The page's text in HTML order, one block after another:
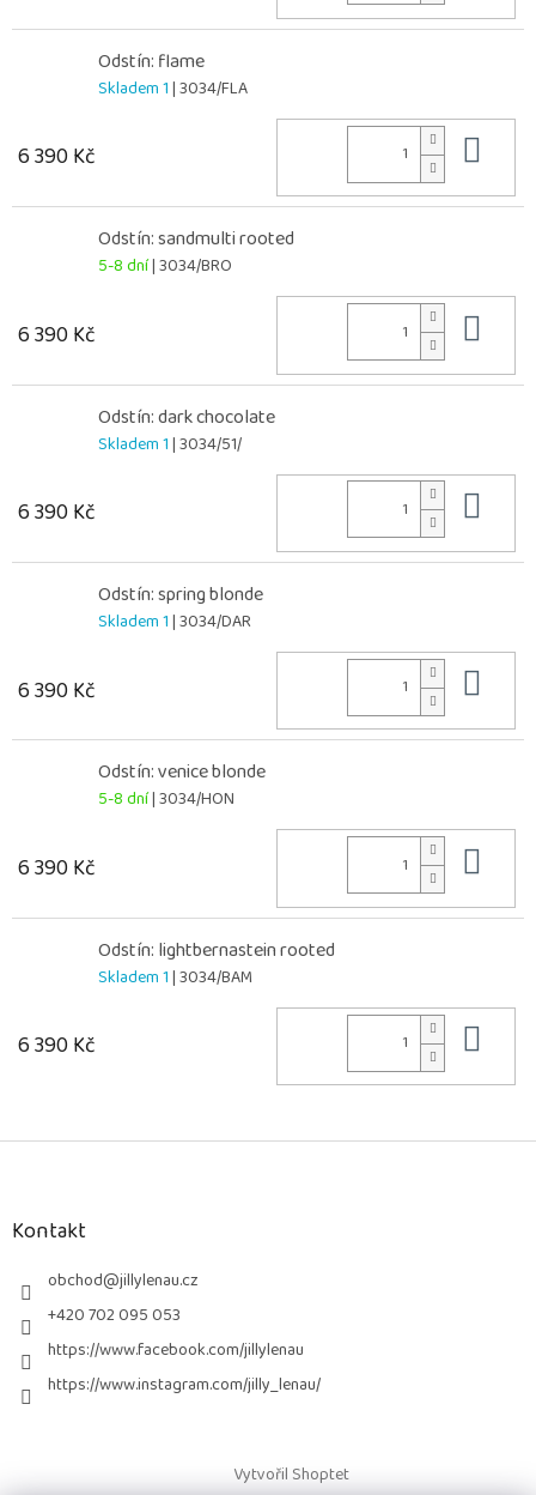
Odstín: flame
Skladem 1| 3034/FLA
6 390 Kč
Odstín: sandmulti rooted
5-8 dní| 3034/BRO
6 390 Kč
Odstín: dark chocolate
Skladem 1| 3034/51/
6 390 Kč
Odstín: spring blonde
Skladem 1| 3034/DAR
6 390 Kč
Odstín: venice blonde
5-8 dní| 3034/HON
6 390 Kč
Odstín: lightbernastein rooted
Skladem 1| 3034/BAM
6 390 Kč
Z
Kontakt
obchod@jillylenau.cz
+420 702 095 053
https://www.facebook.com/jillylenau
https://www.instagram.com/jilly_lenau/
Vytvořil Shoptet